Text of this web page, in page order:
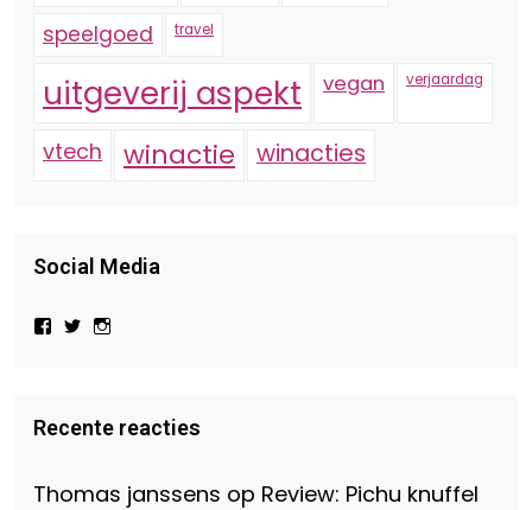
speelgoed travel
uitgeverij aspekt vegan verjaardag
vtech winactie winacties
Social Media
Bekijk
Beauty-
147775071915783/?
Facebook
Bekijk
op
Twitter
op
Instagram
Recente reacties
Thomas janssens op Review: Pichu knuffel